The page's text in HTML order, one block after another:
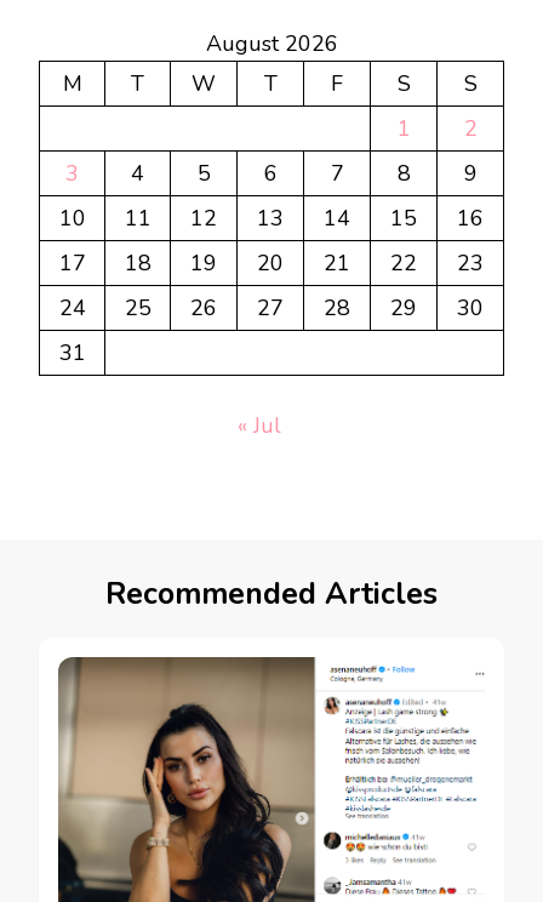
August 2026
M
T W T F S
S
1
2
3
4 5 6 7 8
9
10
11 12 13 14 15
16
17
18 19 20 21 22
23
24
25 26 27 28 29
30
31
« Jul
Recommended Articles